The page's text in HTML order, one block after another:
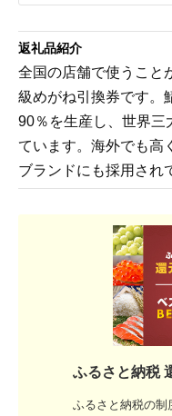
返礼品紹介
全国の店舗で使うこと
級めがね引換券です。
90％を生産し、世界三
ています。海外でも高
ブランドにも採用され
ふるさと納税
ふるさと納税の制